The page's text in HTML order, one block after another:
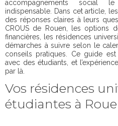
accompagnements social
indispensable. Dans cet article,
des réponses claires à leurs
CROUS de Rouen, les options
financières, les résidences
démarches à suivre selon le
conseils pratiques. Ce guide
avec des étudiants, et
par là.
Vos résidences
étudiantes à